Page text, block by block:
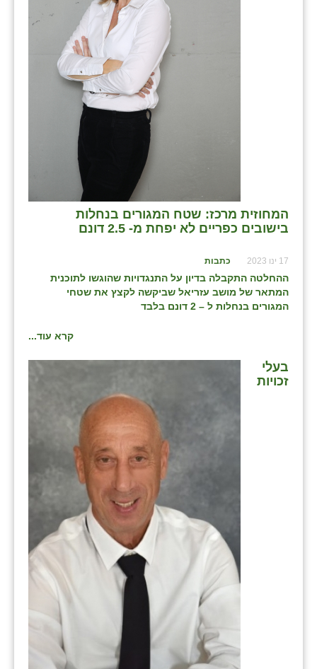
המחוזית מרכז: שטח המגורים בנחלות
בישובים כפריים לא יפחת מ- 2.5 דונם
17 ינו 2023 כתבות
ההחלטה התקבלה בדיון על התנגדויות שהוגשו לתוכנית
המתאר של מושב עזריאל שביקשה לקצץ את שטחי
המגורים בנחלות ל – 2 דונם בלבד
קרא עוד...
בעלי
זכויות